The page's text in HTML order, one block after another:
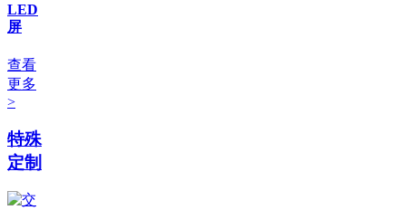
LED
屏
查看
更多
>
特殊
定制